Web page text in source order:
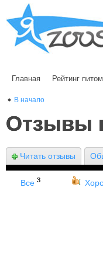
Главная Рейтинг
В начало
Отзывы
Читать отзывы
Все 3